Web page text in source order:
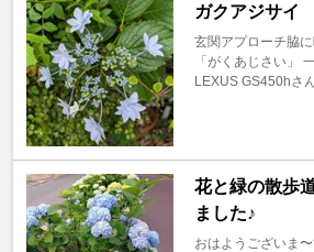
ガクアジサイ
玄関アプローチ脇
「がくあじさい」 一
LEXUS GS450hさ
花と緑の散歩
ました♪
おはようございま